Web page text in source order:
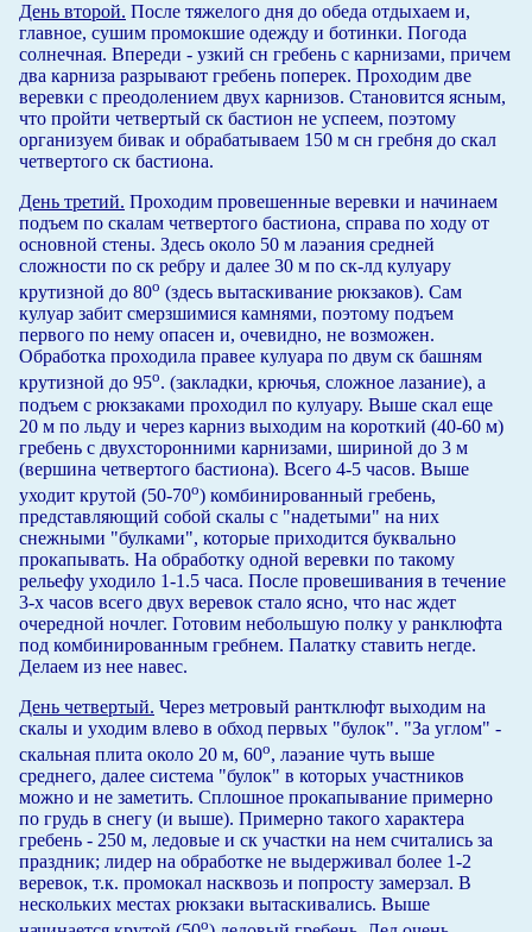
День второй. После тяжелого дня до обеда отдыхаем и,
главное, сушим промокшие одежду и ботинки. Погода
солнечная. Впереди - узкий сн гребень с карнизами, причем
два карниза разрывают гребень поперек. Проходим две
веревки с преодолением двух карнизов. Становится ясным,
что пройти четвертый ск бастион не успеем, поэтому
организуем бивак и обрабатываем 150 м сн гребня до скал
четвертого ск бастиона.
День третий. Проходим провешенные веревки и начинаем
подъем по скалам четвертого бастиона, справа по ходу от
основной стены. Здесь около 50 м лаэания средней
сложности по ск ребру и далее 30 м по ск-лд кулуару
крутизной до 80о (здесь вытаскивание рюкзаков). Сам
кулуар забит смерзшимися камнями, поэтому подъем
первого по нему опасен и, очевидно, не возможен.
Обработка проходила правее кулуара по двум ск башням
крутизной до 95о. (закладки, крючья, сложное лазание), а
подъем с рюкзаками проходил по кулуару. Выше скал еще
20 м по льду и через карниз выходим на короткий (40-60 м)
гребень с двухсторонними карнизами, шириной до 3 м
(вершина четвертого бастиона). Всего 4-5 часов. Выше
уходит крутой (50-70о) комбинированный гребень,
представляющий собой скалы с "надетыми" на них
снежными "булками", которые приходится буквально
прокапывать. На обработку одной веревки по такому
рельефу уходило 1-1.5 часа. После провешивания в течение
3-х часов всего двух веревок стало ясно, что нас ждет
очередной ночлег. Готовим небольшую полку у ранклюфта
под комбинированным гребнем. Палатку ставить негде.
Делаем из нее навес.
День четвертый. Через метровый рантклюфт выходим на
скалы и уходим влево в обход первых "булок". "За углом" -
скальная плита около 20 м, 60о, лаэание чуть выше
среднего, далее система "булок" в которых участников
можно и не заметить. Сплошное прокапывание примерно
по грудь в снегу (и выше). Примерно такого характера
гребень - 250 м, ледовые и ск участки на нем считались за
праздник; лидер на обработке не выдерживал более 1-2
веревок, т.к. промокал насквозь и попросту замерзал. В
нескольких местах рюкзаки вытаскивались. Выше
о